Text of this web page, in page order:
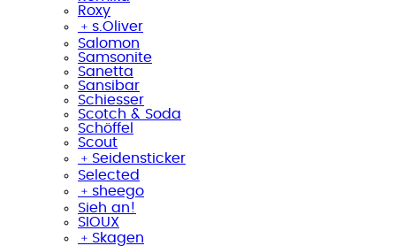
Roxy
﹢ s.Oliver
Salomon
Samsonite
Sanetta
Sansibar
Schiesser
Scotch & Soda
Schöffel
Scout
﹢ Seidensticker
Selected
﹢ sheego
Sieh an!
SIOUX
﹢ Skagen